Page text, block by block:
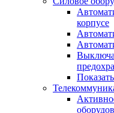
корпусе